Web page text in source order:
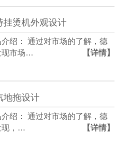
挂烫机外观设计
介绍： 通过对市场的了解，德
现市场…
【详情】
地拖设计
介绍： 通过对市场的了解，德
现，…
【详情】